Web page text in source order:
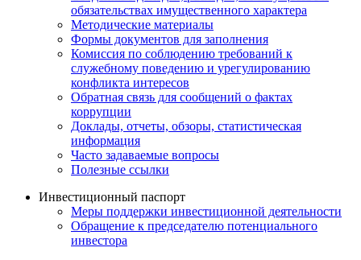
обязательствах имущественного характера
Методические материалы
Формы документов для заполнения
Комиссия по соблюдению требований к
служебному поведению и урегулированию
конфликта интересов
Обратная связь для сообщений о фактах
коррупции
Доклады, отчеты, обзоры, статистическая
информация
Часто задаваемые вопросы
Полезные ссылки
Инвестиционный паспорт
Меры поддержки инвестиционной деятельности
Обращение к председателю потенциального
инвестора